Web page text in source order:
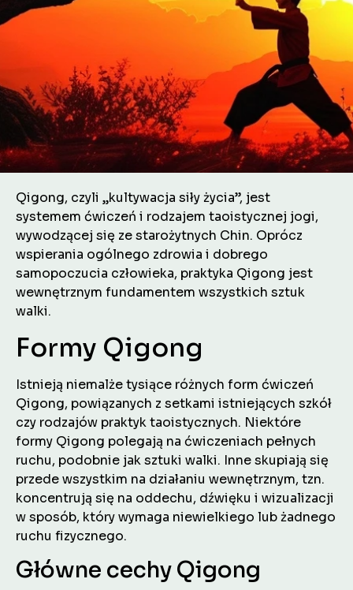
Qigong, czyli „kultywacja siły życia”, jest
systemem ćwiczeń i rodzajem taoistycznej jogi,
wywodzącej się ze starożytnych Chin. Oprócz
wspierania ogólnego zdrowia i dobrego
samopoczucia człowieka, praktyka Qigong jest
wewnętrznym fundamentem wszystkich sztuk
walki.
Formy Qigong
Istnieją niemalże tysiące różnych form ćwiczeń
Qigong, powiązanych z setkami istniejących szkół
czy rodzajów praktyk taoistycznych. Niektóre
formy Qigong polegają na ćwiczeniach pełnych
ruchu, podobnie jak sztuki walki. Inne skupiają się
przede wszystkim na działaniu wewnętrznym, tzn.
koncentrują się na oddechu, dźwięku i wizualizacji
w sposób, który wymaga niewielkiego lub żadnego
ruchu fizycznego.
Główne cechy Qigong